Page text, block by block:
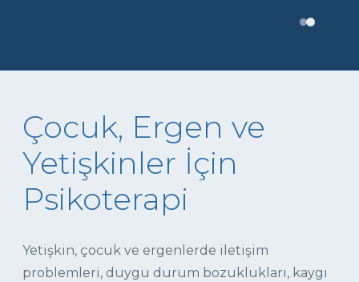
Çocuk, Ergen ve
Yetişkinler İçin
Psikoterapi
Yetişkin, çocuk ve ergenlerde iletişim
problemleri, duygu durum bozuklukları, kaygı